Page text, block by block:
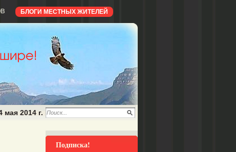
БЛОГИ МЕСТНЫХ ЖИТЕЛЕЙ
мая 2014 г.
Подписка!